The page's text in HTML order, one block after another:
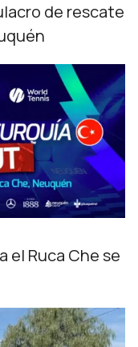
de rescate
el Ruca Che se